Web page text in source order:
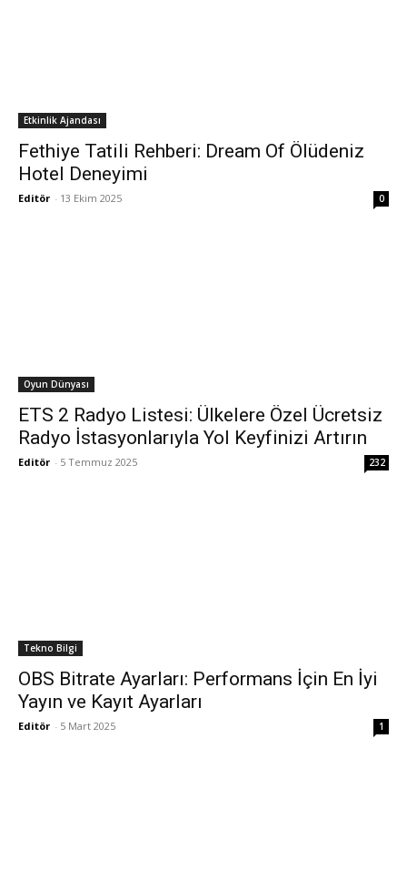
Etkinlik Ajandası
Fethiye Tatili Rehberi: Dream Of Ölüdeniz
Hotel Deneyimi
Editör - 13 Ekim 2025 0
Oyun Dünyası
ETS 2 Radyo Listesi: Ülkelere Özel Ücretsiz
Radyo İstasyonlarıyla Yol Keyfinizi Artırın
Editör - 5 Temmuz 2025 232
Tekno Bilgi
OBS Bitrate Ayarları: Performans İçin En İyi
Yayın ve Kayıt Ayarları
Editör - 5 Mart 2025 1